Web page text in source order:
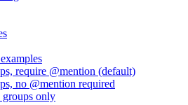
require @mention (default)
no @mention required
only